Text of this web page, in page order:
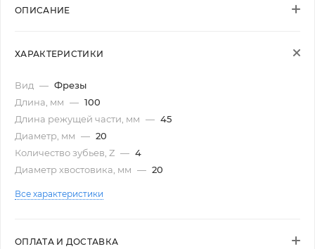
ОПИСАНИЕ
ХАРАКТЕРИСТИКИ
Вид — Фрезы
Длина, мм — 100
Длина режущей части, мм — 45
Диаметр, мм — 20
Количество зубьев, Z — 4
Диаметр хвостовика, мм — 20
Все характеристики
ОПЛАТА И ДОСТАВКА